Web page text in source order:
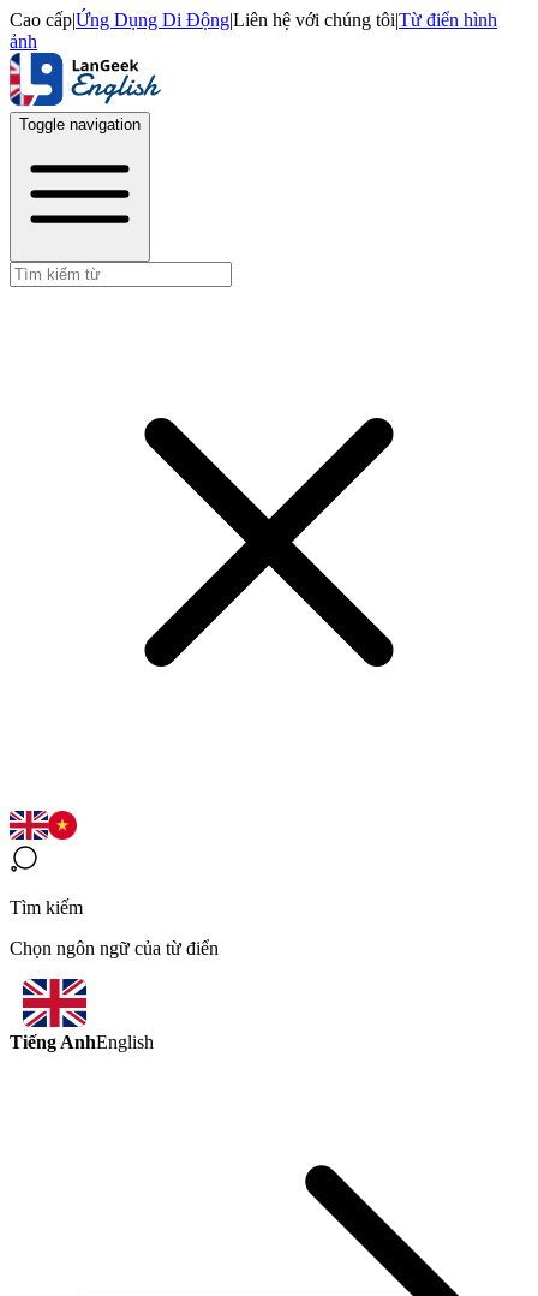
Cao cấp|Ứng Dụng Di Động|Liên hệ với chúng tôi|Từ điển hình
ảnh
Toggle navigation
Tìm kiếm
Chọn ngôn ngữ của từ điển
Tiếng AnhEnglish